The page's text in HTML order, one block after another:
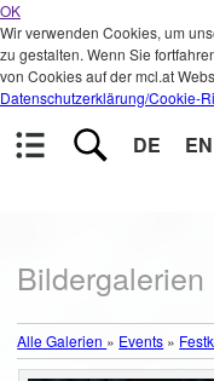
OK
Wir verwenden Cookies, um
zu gestalten. Wenn Sie
von Cookies auf der mcl.at
Datenschutzerklärung/Cookie-
DE EN
Bildergalerien
Alle Galerien » Events »